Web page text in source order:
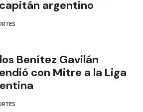
argentino
Benítez Gavilán
con Mitre a la Liga